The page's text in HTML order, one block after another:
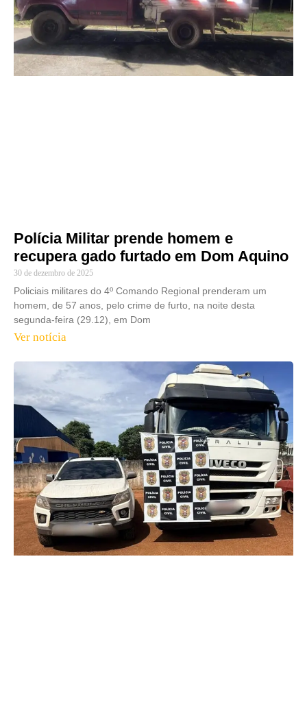
Polícia Militar prende homem e
recupera gado furtado em Dom Aquino
30 de dezembro de 2025
Policiais militares do 4º Comando Regional prenderam um
homem, de 57 anos, pelo crime de furto, na noite desta
segunda-feira (29.12), em Dom
Ver notícia